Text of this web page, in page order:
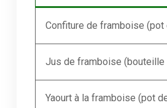
Confiture de framboise (pot
Jus de framboise (bouteille
Yaourt à la framboise (pot